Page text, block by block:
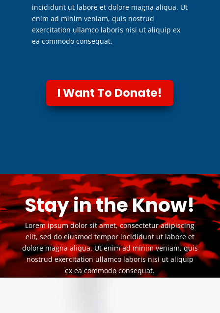
incididunt ut labore et dolore magna aliqua. Ut
enim ad minim veniam, quis nostrud
exercitation ullamco laboris nisi ut aliquip ex
ea commodo consequat.
I Want To Donate!
Stay in the Know!
Lorem ipsum dolor sit amet, consectetur adipiscing
elit, sed do eiusmod tempor incididunt ut labore et
dolore magna aliqua. Ut enim ad minim veniam, quis
nostrud exercitation ullamco laboris nisi ut aliquip
ex ea commodo consequat.